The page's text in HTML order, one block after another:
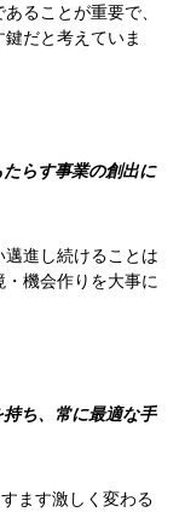
ることが重要で、
だと考えていま
らす事業の創出に
進し続けることは
機会作りを大事に
ち、常に最適な手
ます激しく変わる